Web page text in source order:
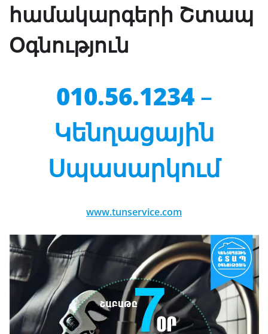
համակարգերի Շտապ
Օգնություն
010.56.1234–
Կենղացային
Սպասարկում
www.tunservice.com